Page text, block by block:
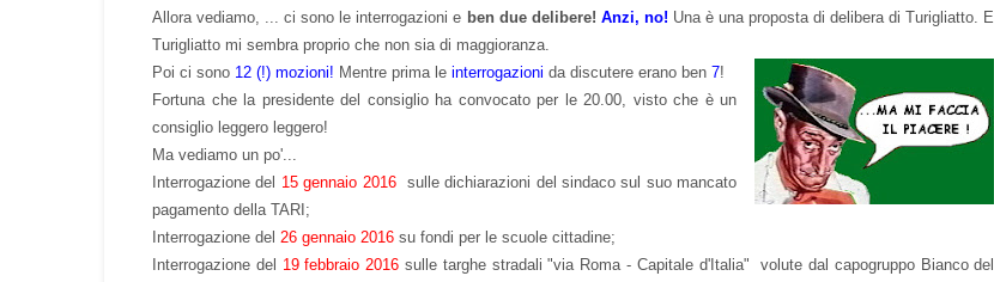
Allora vediamo, ... ci sono le interrogazioni e ben due delibere! Anzi, no! Una è una proposta di delibera di Turigliatto. E
Turigliatto mi sembra proprio che non sia di maggioranza.
Poi ci sono 12 (!) mozioni! Mentre prima le interrogazioni da discutere erano ben 7!
Fortuna che la presidente del consiglio ha convocato per le 20.00, visto che è un
consiglio leggero leggero!
Ma vediamo un po'...
Interrogazione del 15 gennaio 2016sulle dichiarazioni del sindaco sul suo mancato
pagamento della TARI;
Interrogazione del 26 gennaio 2016 su fondi per le scuole cittadine;
Interrogazione del 19 febbraio 2016 sulle targhe stradali "via Roma - Capitale d'Italia" volute dal capogruppo Bianco del